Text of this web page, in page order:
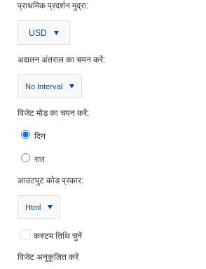
प्राथमिक प्रदर्शन मुद्रा:
USD
अद्यतन अंतराल का चयन करें:
No Interval
विजेट मोड का चयन करें:
दिन
रात
आउटपुट कोड प्रकार:
Html
कस्टम तिथि चुनें
विजेट अनुकूलित करें